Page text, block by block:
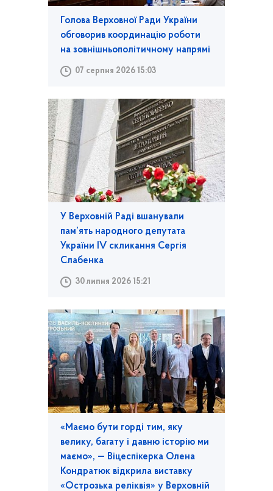
Голова Верховної Ради України
обговорив координацію роботи
на зовнішньополітичному напрямі
07 серпня 2026 15:03
У Верховній Раді вшанували
пам’ять народного депутата
України IV скликання Сергія
Слабенка
30 липня 2026 15:21
«Маємо бути горді тим, яку
велику, багату і давню історію ми
маємо», — Віцеспікерка Олена
Кондратюк відкрила виставку
«Острозька реліквія» у Верховній